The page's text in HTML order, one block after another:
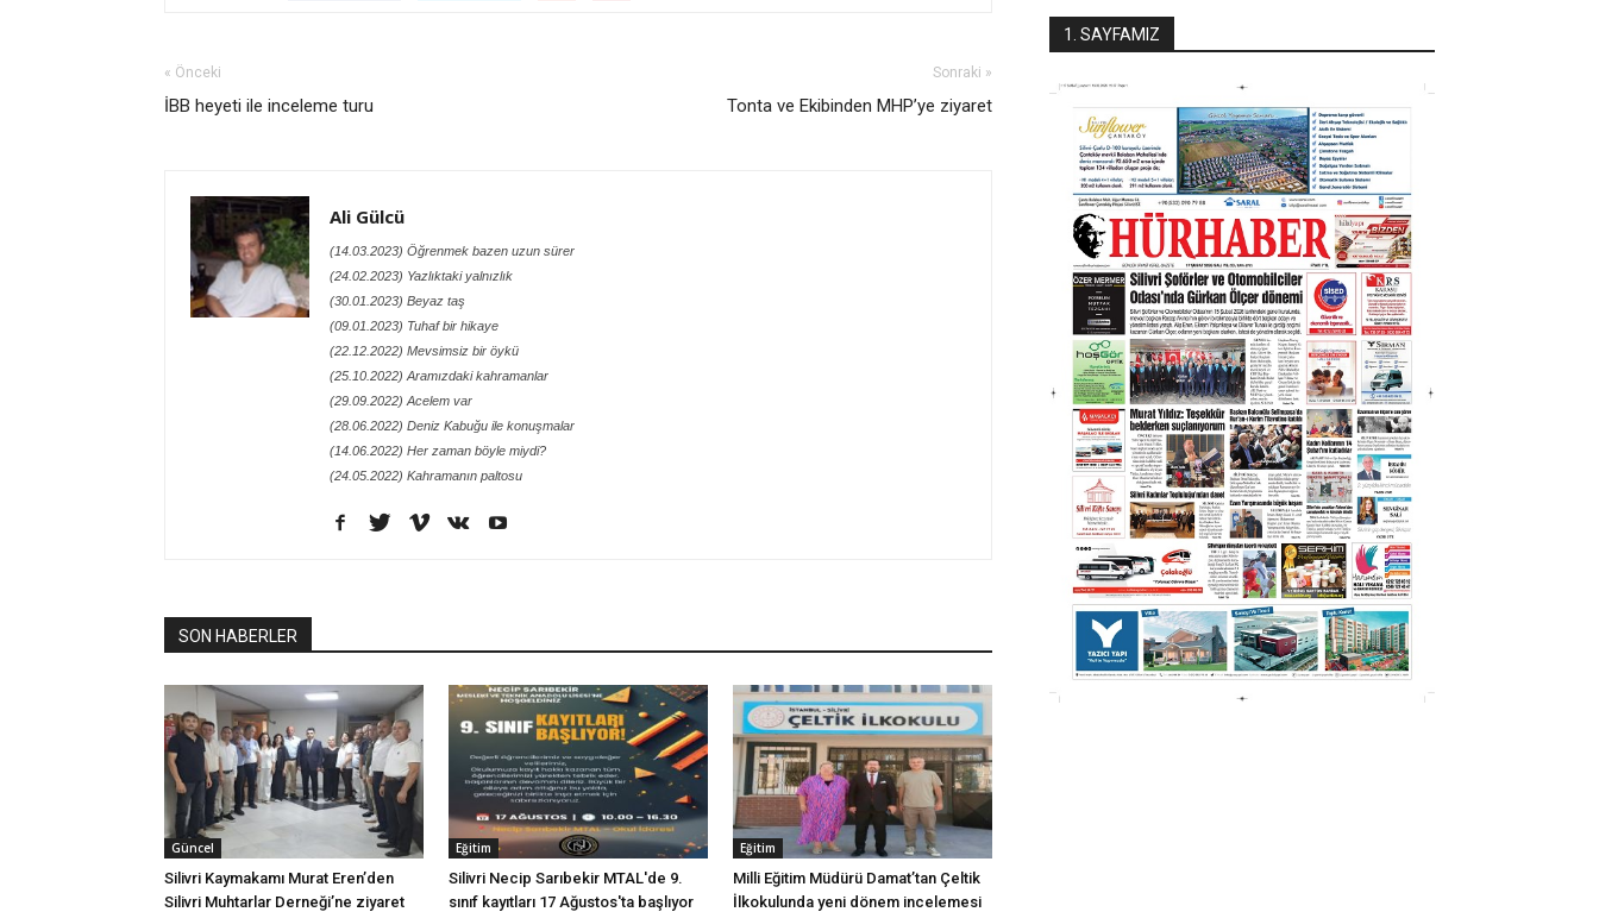
« Önceki
İBB heyeti ile inceleme turu
Sonraki »
Tonta ve Ekibinden MHP’ye ziyaret
Ali Gülcü
(14.03.2023) Öğrenmek bazen uzun sürer
(24.02.2023) Yazlıktaki yalnızlık
(30.01.2023) Beyaz taş
(09.01.2023) Tuhaf bir hikaye
(22.12.2022) Mevsimsiz bir öykü
(25.10.2022) Aramızdaki kahramanlar
(29.09.2022) Acelem var
(28.06.2022) Deniz Kabuğu ile konuşmalar
(14.06.2022) Her zaman böyle miydi?
(24.05.2022) Kahramanın paltosu
SON HABERLER
Güncel
Silivri Kaymakamı Murat Eren’den
Silivri Muhtarlar Derneği’ne ziyaret
Eğitim
Silivri Necip Sarıbekir MTAL'de 9.
sınıf kayıtları 17 Ağustos'ta başlıyor
Eğitim
Milli Eğitim Müdürü Damat’tan Çeltik
İlkokulunda yeni dönem incelemesi
1. SAYFAMIZ